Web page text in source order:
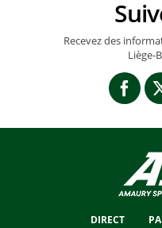
Recevez des
Liège-
DIRECT